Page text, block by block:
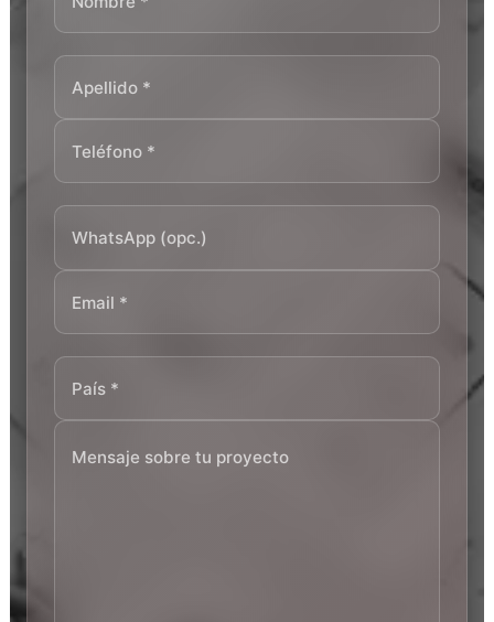
Apellido *
Teléfono *
WhatsApp (opc.)
Email *
País *
Mensaje sobre tu proyecto